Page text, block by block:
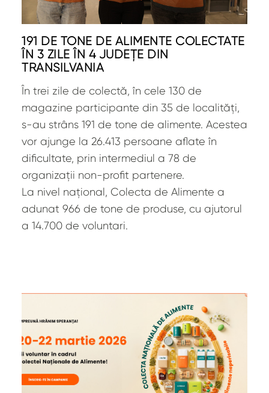
191 DE TONE DE ALIMENTE COLECTATE
ÎN 3 ZILE ÎN 4 JUDEȚE DIN
TRANSILVANIA
În trei zile de colectă, în cele 130 de
magazine participante din 35 de localități,
s-au strâns 191 de tone de alimente. Acestea
vor ajunge la 26.413 persoane aflate în
dificultate, prin intermediul a 78 de
organizații non-profit partenere.
La nivel național, Colecta de Alimente a
adunat 966 de tone de produse, cu ajutorul
a 14.700 de voluntari.